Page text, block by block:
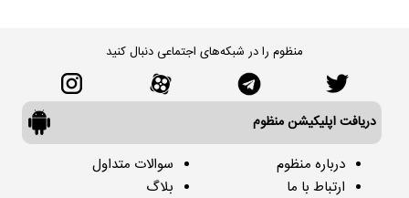
منظوم را در شبکه‌های اجتماعی دنبال کنید
دریافت اپلیکیشن منظوم
درباره منظوم
ارتباط با ما
سوالات متداول
بلاگ